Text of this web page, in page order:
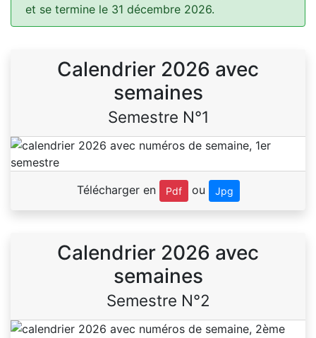
et se termine le 31 décembre 2026.
Calendrier 2026 avec
semaines
Semestre N°1
Télécharger en Pdf ou Jpg
Calendrier 2026 avec
semaines
Semestre N°2